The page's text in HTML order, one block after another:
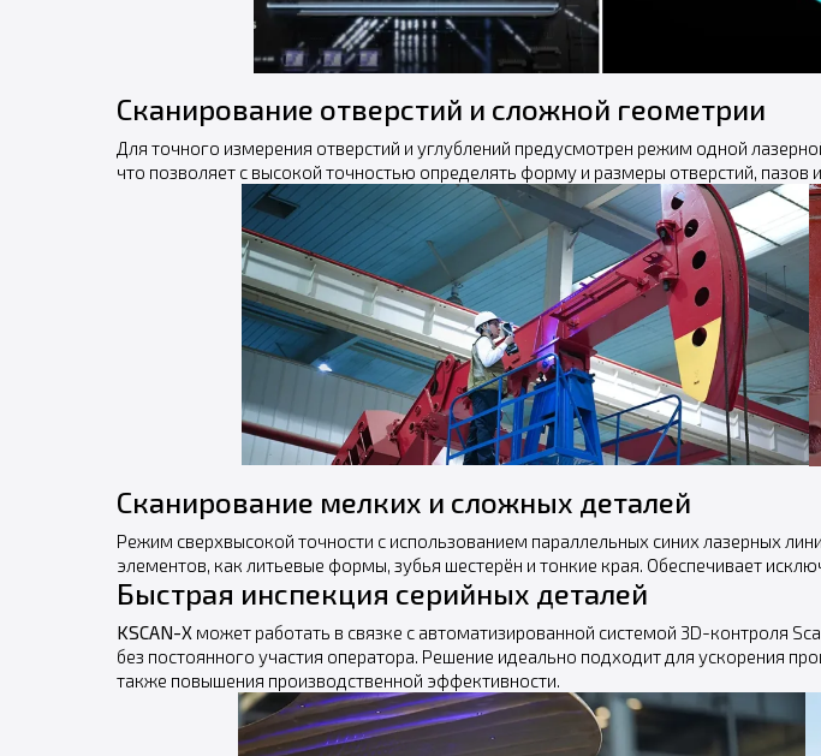
Сканирование отверстий и сложной геометрии
Для точного измерения отверстий и углублений предусмотрен режим одной
что позволяет с высокой точностью определять форму и размеры отверстий, пазов
Сканирование мелких и сложных деталей
Режим сверхвысокой точности с использованием параллельных синих лазерных
элементов, как литьевые формы, зубья шестерён и тонкие края. Обеспечивает
Быстрая инспекция серийных деталей
KSCAN-X может работать в связке с автоматизированной системой 3D-контроля
без постоянного участия оператора. Решение идеально подходит для ускорения
также повышения производственной эффективности.